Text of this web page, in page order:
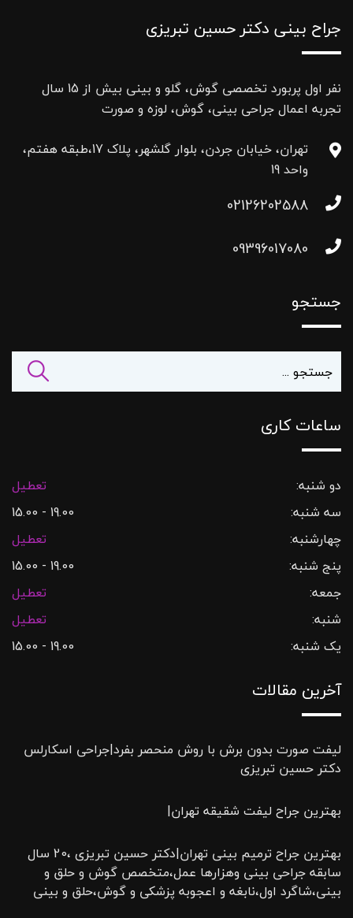
جراح بینی دکتر حسین تبریزی
نفر اول پربورد تخصصی گوش، گلو و بینی بیش از 15 سال
تجربه اعمال جراحی بینی، گوش، لوزه و صورت
تهران، خیابان جردن، بلوار گلشهر، پلاک 17،طبقه هفتم،
واحد 19
02126202588
09396017080
جستجو
ساعات کاری
دو شنبه:
تعطیل
سه شنبه:
19.00 - 15.00
چهارشنبه:
تعطیل
پنج شنبه:
19.00 - 15.00
جمعه:
تعطیل
شنبه:
تعطیل
یک شنبه:
19.00 - 15.00
آخرین مقالات
لیفت صورت بدون برش با روش منحصر بفرد|جراحی اسکارلس
دکتر حسین تبریزی
بهترین جراح لیفت شقیقه تهران|
بهترین جراح ترمیم بینی تهران|دکتر حسین تبریزی ،20 سال
سابقه جراحی بینی وهزارها عمل،متخصص گوش و حلق و
بینی،شاگرد اول،نابغه و اعجوبه پزشکی و گوش،حلق و بینی